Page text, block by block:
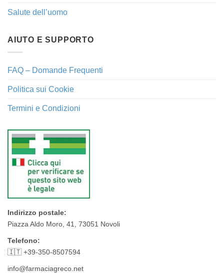
Salute dell’uomo
AIUTO E SUPPORTO
FAQ – Domande Frequenti
Politica sui Cookie
Termini e Condizioni
Indirizzo postale:
Piazza Aldo Moro, 41, 73051 Novoli
Telefono:
🇮🇹 +39-350-8507594
info@farmaciagreco.net